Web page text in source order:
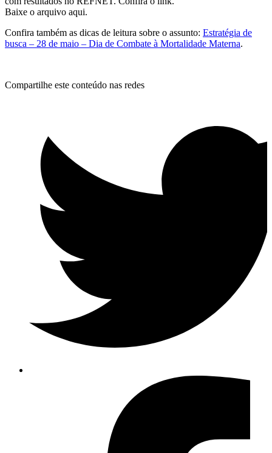
Baixe o arquivo aqui.
Confira também as dicas de leitura sobre o assunto: Estratégia de
busca – 28 de maio – Dia de Combate à Mortalidade Materna.
Compartilhe este conteúdo nas redes